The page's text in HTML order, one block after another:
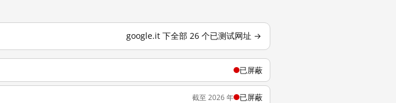
google.it 下全部 26 个已测试网址 →
已屏蔽
截至 2026 年 已屏蔽